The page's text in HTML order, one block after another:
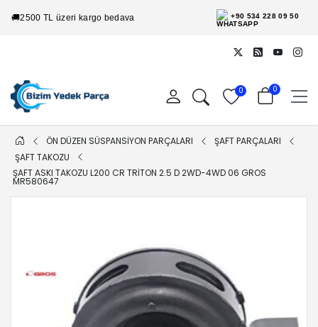
🚚2500 TL üzeri kargo bedava +90 534 228 09 50
0 0
ÖN DÜZEN SÜSPANSİYON PARÇALARI
ŞAFT PARÇALARI
ŞAFT TAKOZU
ŞAFT ASKI TAKOZU L200 CR TRITON 2.5 D 2WD-4WD 06 GROS
MR580647